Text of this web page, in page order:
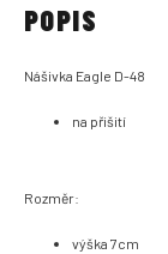
POPIS
Nášivka Eagle D-48
na přišití
Rozměr:
výška 7cm